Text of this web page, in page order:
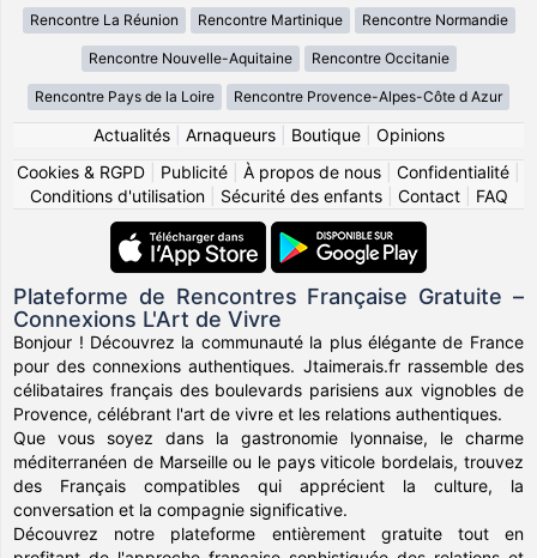
Rencontre La Réunion Rencontre Martinique Rencontre Normandie
Rencontre Nouvelle-Aquitaine Rencontre Occitanie
Rencontre Pays de la Loire Rencontre Provence-Alpes-Côte d Azur
Actualités| Arnaqueurs| Boutique| Opinions
Cookies & RGPD
Publicité À propos de nous Confidentialité
Conditions d'utilisation| Sécurité des enfants| Contact| FAQ
Plateforme de Rencontres Française Gratuite –
Connexions L'Art de Vivre
Bonjour ! Découvrez la communauté la plus élégante de France
pour des connexions authentiques. Jtaimerais.fr rassemble des
célibataires français des boulevards parisiens aux vignobles de
Provence, célébrant l'art de vivre et les relations authentiques.
Que vous soyez dans la gastronomie lyonnaise, le charme
méditerranéen de Marseille ou le pays viticole bordelais, trouvez
des Français compatibles qui apprécient la culture, la
conversation et la compagnie significative.
Découvrez notre plateforme entièrement gratuite tout en